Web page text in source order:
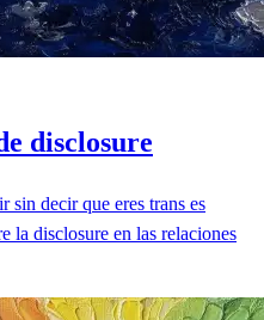
disclosure
sin decir que eres trans es
la disclosure en las relaciones